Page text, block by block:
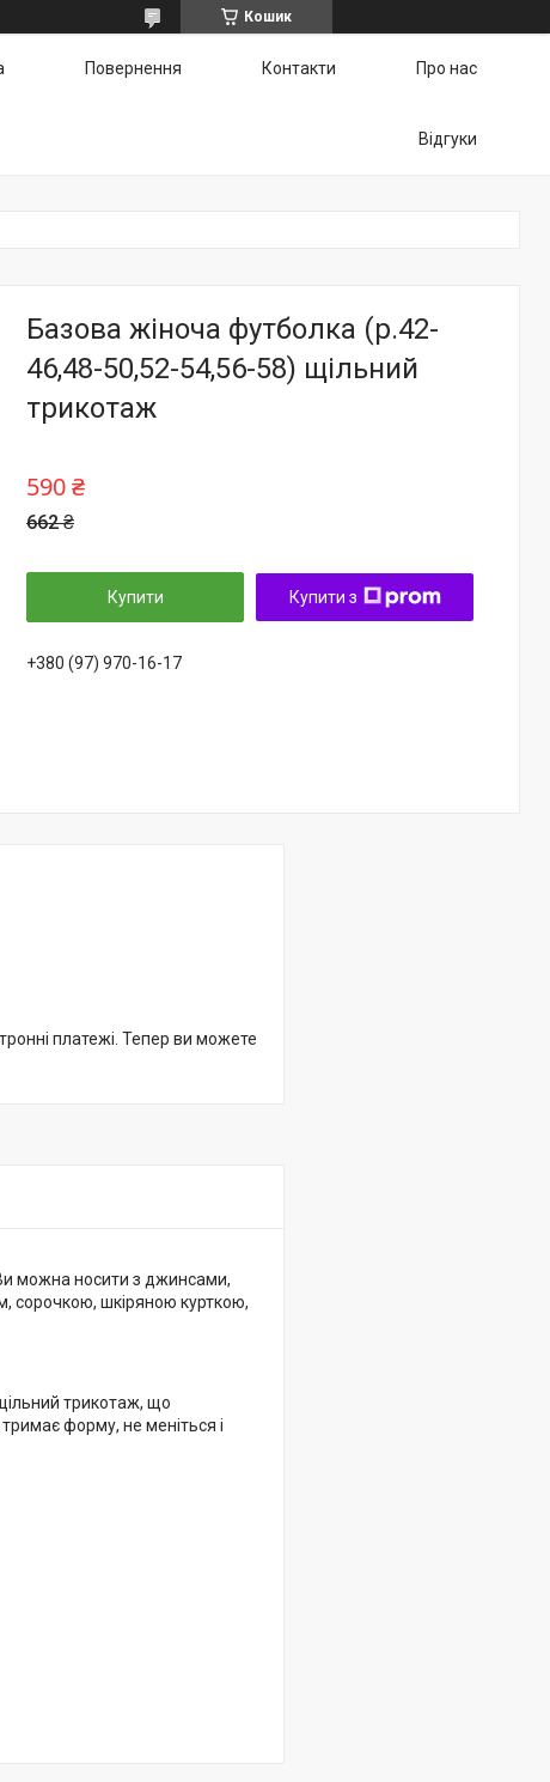
Кошик
Повернення Контакти Про нас
Відгуки
Базова жіноча футболка (р.42-
46,48-50,52-54,56-58) щільний
трикотаж
662 ₴
590 ₴
Купити Купити з
+380 (97) 970-16-17
платежі. Тепер ви можете
можна носити з джинсами,
сорочкою, шкіряною курткою,
трикотаж, що
тримає форму, не меніться і